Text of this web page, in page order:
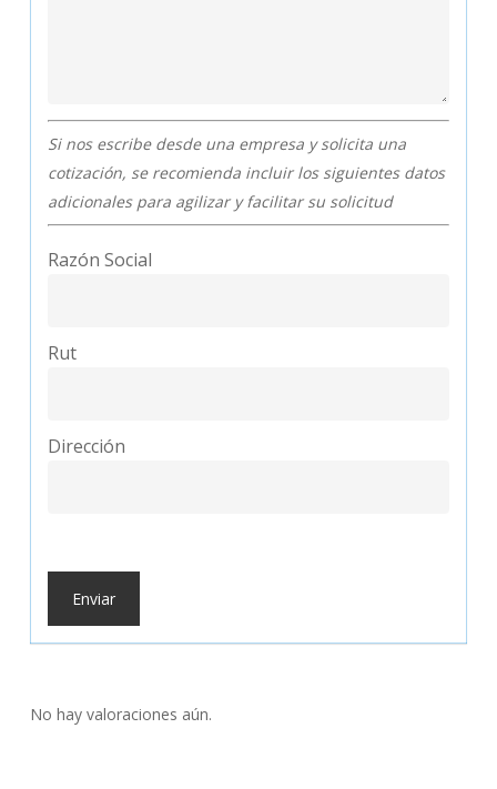
Si nos escribe desde una empresa y solicita una
cotización, se recomienda incluir los siguientes datos
adicionales para agilizar y facilitar su solicitud
Razón Social
Rut
Dirección
No hay valoraciones aún.